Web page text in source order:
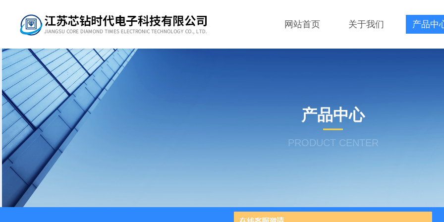
网站首页 关于我们 产品中
产品中心
PRODUCT CENTER